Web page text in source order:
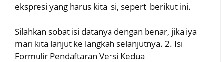
ekspresi yang harus kita isi, seperti berikut ini.
Silahkan sobat isi datanya dengan benar, jika iya
mari kita lanjut ke langkah selanjutnya. 2. Isi
Formulir Pendaftaran Versi Kedua